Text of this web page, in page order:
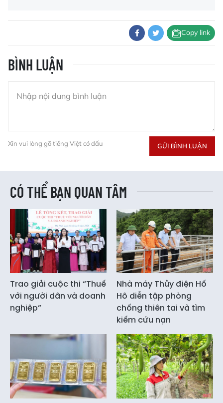
Copy link
BÌNH LUẬN
Xin vui lòng gõ tiếng Việt có dấu GỬI BÌNH LUẬN
CÓ THỂ BẠN QUAN TÂM
Trao giải cuộc thi “Thuế
với người dân và doanh
nghiệp”
Nhà máy Thủy điện Hố
Hô diễn tập phòng
chống thiên tai và tìm
kiếm cứu nạn